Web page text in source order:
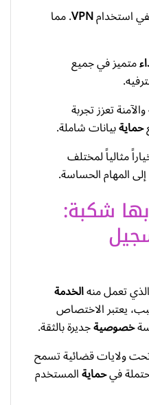
VPN. مما
متميز في جميع
تعزز تجربة
حمايةبيانات شاملة.
مثالياً لمختلف
المهام الحساسة.
شكبة:
تعمل منهالخدمة
يعتبر الاختصاص
خصوصيةجديرة بالثقة.
ولايات قضائية تسمح
فيحمايةالمستخدم